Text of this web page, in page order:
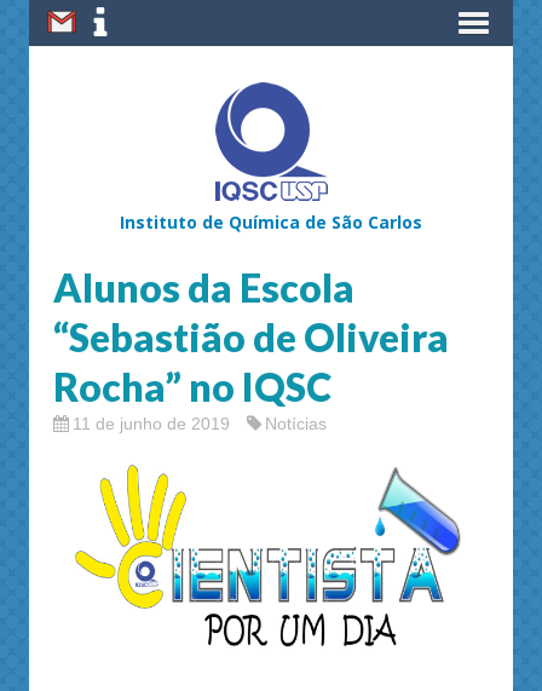
Instituto de Química de São Carlos
Alunos da Escola
“Sebastião de Oliveira
Rocha” no IQSC
11 de junho de 2019 Notícias